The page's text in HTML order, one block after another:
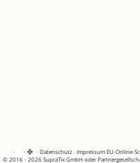
· · ·Datenschutz·Impressum EU-Online-
© 2016 - 2026 SupraTix GmbH oder